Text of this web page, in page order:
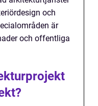
och
är
och offentliga